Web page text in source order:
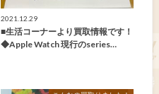
2021.12.29
■生活コーナーより買取情報です！
◆Apple Watch 現行のseries…